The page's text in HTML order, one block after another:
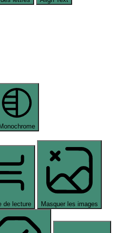
Monochrome
de lecture Masquer les images